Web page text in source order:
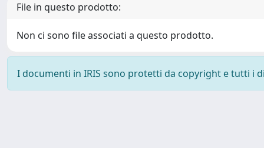
File in questo prodotto:
Non ci sono file associati a questo prodotto.
I documenti in IRIS sono protetti da copyright e tutti i